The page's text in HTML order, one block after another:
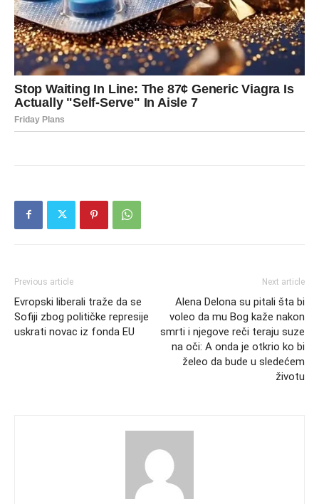
Previous article
Evropski liberali traže da se
Sofiji zbog političke represije
uskrati novac iz fonda EU
Next article
Alena Delona su pitali šta bi
voleo da mu Bog kaže nakon
smrti i njegove reči teraju suze
na oči: A onda je otkrio ko bi
želeo da bude u sledećem
životu